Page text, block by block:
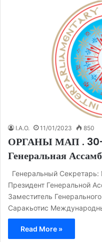
I.A.O. 11/01/2023 850
ОРГАНЫ МАП . 30-
Генеральная
Генеральный
Президент Генеральной
Заместитель
Саракьотис
Read More »